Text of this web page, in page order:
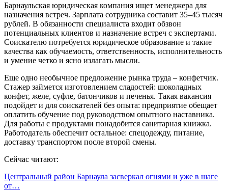
Барнаульская юридическая компания ищет менеджера для
назначения встреч. Зарплата сотрудника составит 35–45 тысяч
рублей. В обязанности специалиста входит обзвон
потенциальных клиентов и назначение встреч с экспертами.
Соискателю потребуется юридическое образование и такие
качества как обучаемость, ответственность, исполнительность
и умение четко и ясно излагать мысли.
Еще одно необычное предложение рынка труда – конфетчик.
Стажер займется изготовлением сладостей: шоколадных
конфет, желе, суфле, батончиков и печенья. Такая вакансия
подойдет и для соискателей без опыта: предприятие обещает
оплатить обучение под руководством опытного наставника.
Для работы с продуктами понадобится санитарная книжка.
Работодатель обеспечит остальное: спецодежду, питание,
доставку транспортом после второй смены.
Сейчас читают:
Центральный район Барнаула засверкал огнями и уже в шаге
от…